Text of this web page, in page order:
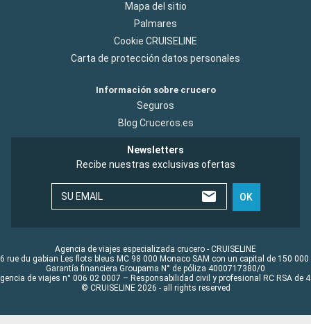
Mapa del sitio
Palmares
Cookie CRUISELINE
Carta de protección datos personales
Información sobre crucero
Seguros
Blog Cruceros.es
Newsletters
Recibe nuestras exclusivas ofertas
SU EMAIL OK
Agencia de viajes especializada crucero - CRUISELINE
rue du gabian Les flots bleus MC 98 000 Monaco SAM con un capital de 150 000
Garantía financiera Groupama N° de póliza 4000717380/0
de viajes n° 006 02 0007 – Responsabilidad civil y profesional RC RSA de
© CRUISELINE 2026 - all rights reserved